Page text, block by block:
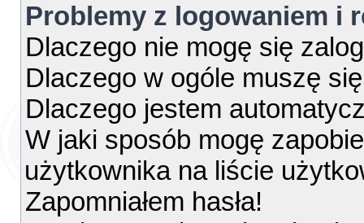
Problemy z logowaniem i
Dlaczego nie mogę się
Dlaczego w ogóle muszę
Dlaczego jestem
W jaki sposób mogę
użytkownika na liście
Zapomniałem hasła!